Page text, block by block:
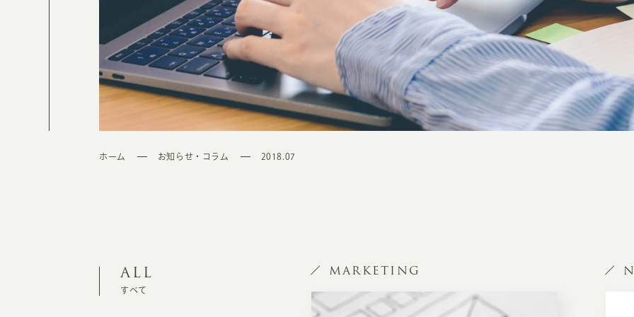
ホーム お知らせ・コラム 2018.07
ALL
すべて
MARKETING